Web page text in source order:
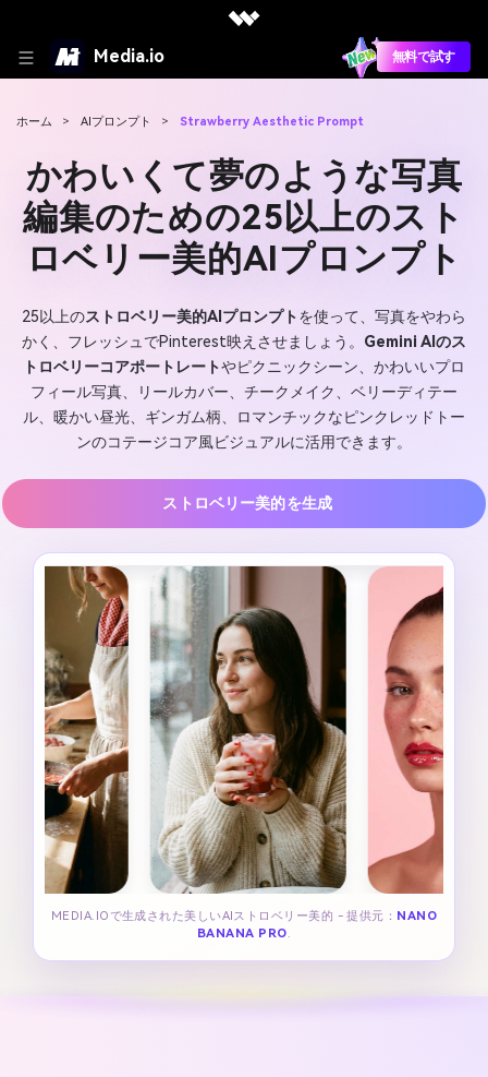
Media.io 無料で試す
ホーム > AIプロンプト > Strawberry Aesthetic Prompt
かわいくて夢のような写真
編集のための25以上のスト
ロベリー美的AIプロンプト
25以上のストロベリー美的AIプロンプトを使って、写真をやわら
かく、フレッシュでPinterest映えさせましょう。 Gemini AIのス
トロベリーコアポートレートやピクニックシーン、かわいいプロ
フィール写真、リールカバー、チークメイク、ベリーディテー
ル、暖かい昼光、ギンガム柄、ロマンチックなピンクレッドトー
ンのコテージコア風ビジュアルに活用できます。
ストロベリー美的を生成
MEDIA.IOで生成された美しいAIストロベリー美的 - 提供元： NANO
BANANA PRO.